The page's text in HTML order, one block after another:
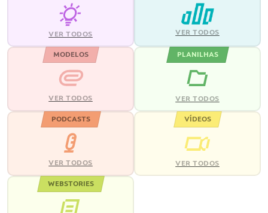
VER TODOS VER TODOS
MODELOS
VER TODOS
PLANILHAS
VER TODOS
PODCASTS
VER TODOS
VÍDEOS
VER TODOS
WEBSTORIES